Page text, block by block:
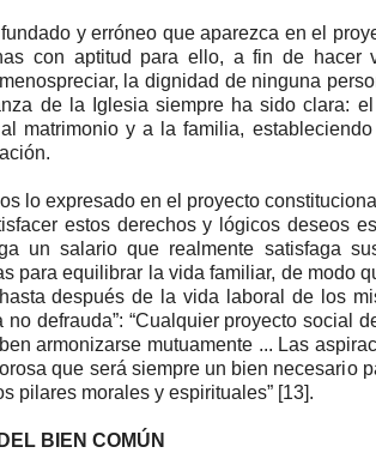
y erróneo que aparezca en el
con aptitud para ello, a fin de hacer
la dignidad de ninguna
de la Iglesia siempre ha sido clara:
matrimonio y a la familia,
lo expresado en el proyecto
estos derechos y lógicos deseos
un salario que realmente satisfaga
para equilibrar la vida familiar, de modo
después de la vida laboral de los
no defrauda”: “Cualquier proyecto
armonizarse mutuamente ... Las
que será siempre un bien necesario
pilares morales y espirituales” [13].
BIEN COMÚN